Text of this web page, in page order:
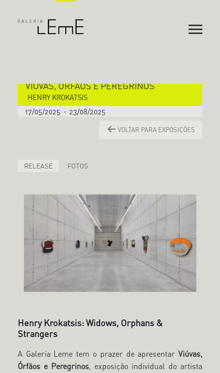
VIÚVAS, ÓRFÃOS E PEREGRINOS
HENRY KROKATSIS
17/05/2025 - 23/08/2025
VOLTAR PARA EXPOSIÇÕES
RELEASE FOTOS
Henry Krokatsis: Widows, Orphans &
Strangers
A Galeria Leme tem o prazer de apresentarViúvas,
Órfãos e Peregrinos, exposição individual do artista